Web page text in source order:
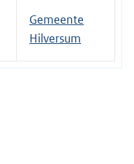
i
n
k
Gemeente
Hilversum